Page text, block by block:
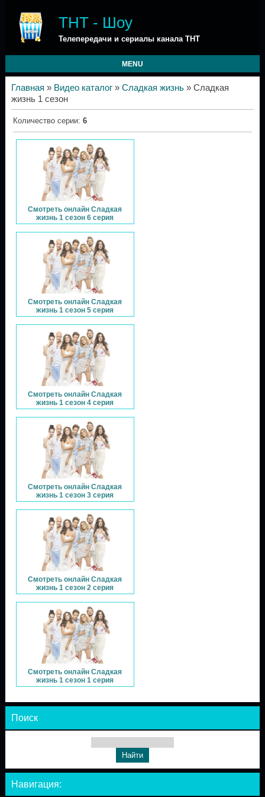
ТНТ - Шоу
Телепередачи и сериалы канала ТНТ
MENU
Главная » Видео каталог» Сладкая жизнь» Сладкая
жизнь 1 сезон
Количество серии: 6
Смотреть онлайн Сладкая
жизнь 1 сезон 6 серия
Смотреть онлайн Сладкая
жизнь 1 сезон 5 серия
Смотреть онлайн Сладкая
жизнь 1 сезон 4 серия
Смотреть онлайн Сладкая
жизнь 1 сезон 3 серия
Смотреть онлайн Сладкая
жизнь 1 сезон 2 серия
Смотреть онлайн Сладкая
жизнь 1 сезон 1 серия
Поиск
Навигация: